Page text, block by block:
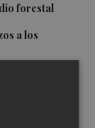
forestal
a los
en su